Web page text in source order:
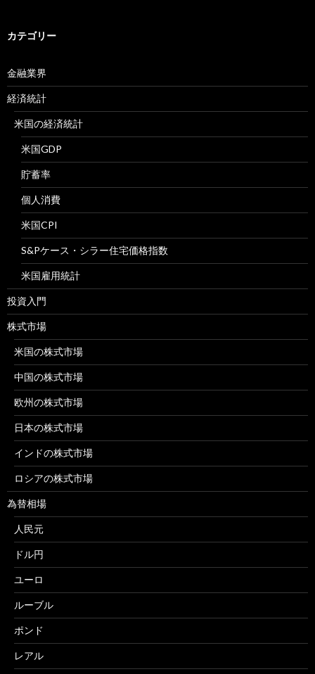
カテゴリー
金融業界
経済統計
米国の経済統計
米国GDP
貯蓄率
個人消費
米国CPI
S&Pケース・シラー住宅価格指数
米国雇用統計
投資入門
株式市場
米国の株式市場
中国の株式市場
欧州の株式市場
日本の株式市場
インドの株式市場
ロシアの株式市場
為替相場
人民元
ドル円
ユーロ
ルーブル
ポンド
レアル